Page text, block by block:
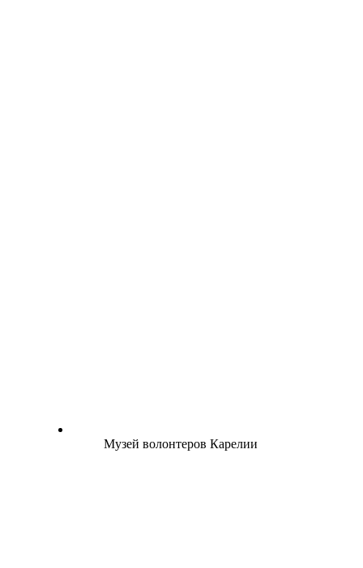
Музей волонтеров Карелии